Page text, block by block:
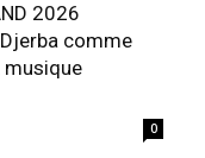
2026
comme
musique
0